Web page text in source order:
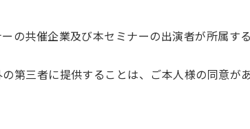
の共催企業及び本セミナーの出演者が所属す
第三者に提供することは、ご本人様の同意が